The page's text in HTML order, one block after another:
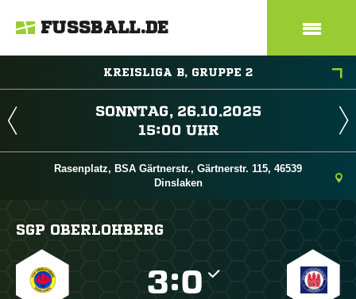
FUSSBALL.DE
KREISLIGA B, GRUPPE 2
 
 
Rasenplatz, BSA Gärtnerstr., Gärtnerstr. 115, 46539
Dinslaken
SGP OBERLOHBERG
: